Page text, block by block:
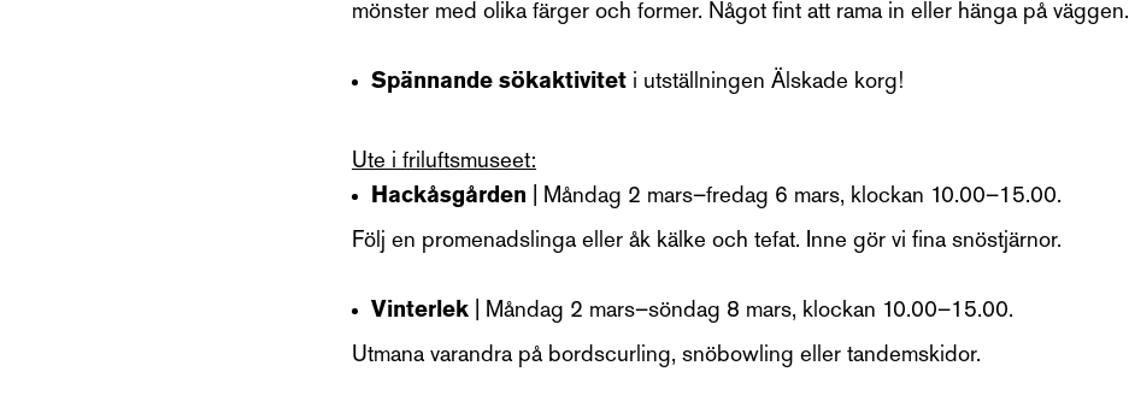
mönster med olika färger och former. Något fint att rama in eller hänga på väggen.
Spännande sökaktivitet i utställningen Älskade korg!
Ute i friluftsmuseet:
Hackåsgården
| Måndag 2 mars–fredag 6 mars, klockan 10.00–15.00.
Följ en promenadslinga eller åk kälke och tefat. Inne gör vi fina snöstjärnor.
Vinterlek
| Måndag 2 mars–söndag 8 mars, klockan 10.00–15.00.
Utmana varandra på bordscurling, snöbowling eller tandemskidor.